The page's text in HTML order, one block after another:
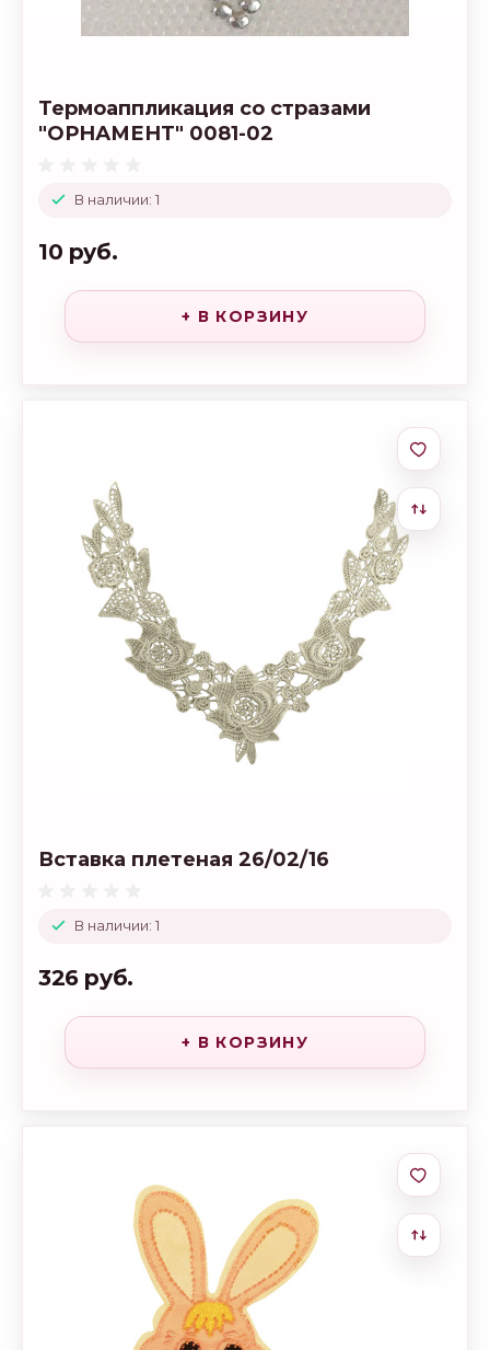
В наличии: 1
Термоаппликация со стразами
"ОРНАМЕНТ" 0081-02
10 руб.
+ В КОРЗИНУ
В наличии: 1
Вставка плетеная 26/02/16
326 руб.
+ В КОРЗИНУ